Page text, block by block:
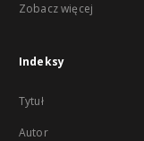
Zobacz więcej
Indeksy
Tytuł
Autor